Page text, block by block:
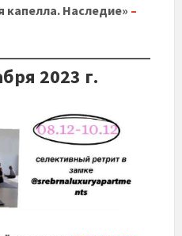
капелла. Наследие» –
2023 г.